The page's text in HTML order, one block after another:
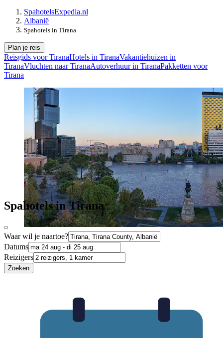
SpahotelsExpedia.nl
Albanië
Spahotels in Tirana
Plan je reis
Reisgids voor TiranaHotels in TiranaVakantiehuizen in
TiranaVluchten naar TiranaAutoverhuur in TiranaPakketten voor
Tirana
Spahotels in Tirana
Waar wil je naartoe?
Datums
Reizigers
Zoeken